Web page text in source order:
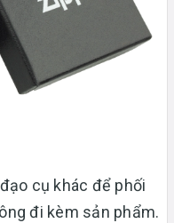
cụ khác để phối
đi kèm sản phẩm.